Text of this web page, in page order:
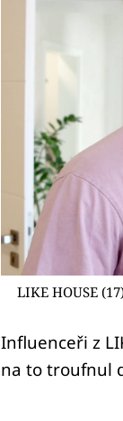
LIKE HOUSE
Influenceři z
na to troufnul